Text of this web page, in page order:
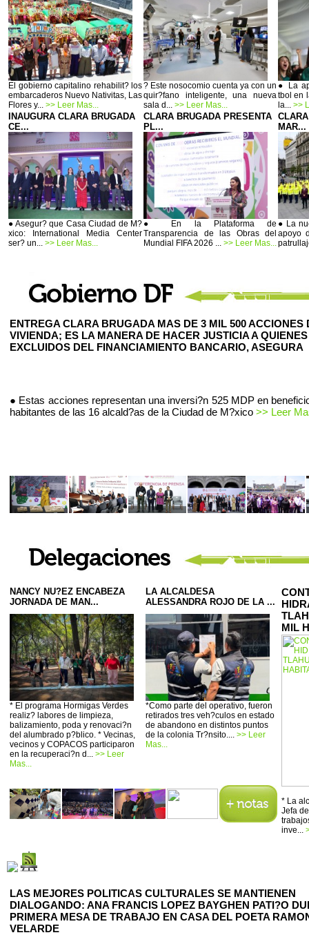
El gobierno capitalino rehabilit? los
embarcaderos Nuevo Nativitas, Las
Flores y... >> Leer Mas...
? Este nosocomio cuenta ya con un
quir?fano inteligente, una nueva
sala d... >> Leer Mas...
● La
tbol en
la... >>
INAUGURA CLARA BRUGADA
CE...
● Asegur? que Casa Ciudad de M?
xico: International Media Center
ser? un... >> Leer Mas...
CLARA BRUGADA PRESENTA
PL...
● En la Plataforma de
Transparencia de las Obras del
Mundial FIFA 2026 ... >> Leer Mas...
MAR...
● La
apoyo
ENTREGA CLARA BRUGADA MAS DE 3 MIL 500 ACCIONES
VIVIENDA; ES LA MANERA DE HACER JUSTICIA A
EXCLUIDOS DEL FINANCIAMIENTO BANCARIO, ASEGURA
● Estas acciones representan una inversi?n 525 MDP en
habitantes de las 16 alcald?as de la Ciudad de M?xico >> Leer
NANCY NU?EZ ENCABEZA
JORNADA DE MAN...
* El programa Hormigas Verdes
realiz? labores de limpieza,
balizamiento, poda y renovaci?n
del alumbrado p?blico. * Vecinas,
vecinos y COPACOS participaron
en la recuperaci?n d... >> Leer
Mas...
LA ALCALDESA
ALESSANDRA ROJO DE LA ...
*Como parte del operativo, fueron
retirados tres veh?culos en estado
de abandono en distintos puntos
de la colonia Tr?nsito.... >> Leer
Mas...
MIL
* La
Jefa
inve...
LAS MEJORES POLITICAS CULTURALES SE MANTIENEN
DIALOGANDO: ANA FRANCIS LOPEZ BAYGHEN PATI?O
PRIMERA MESA DE TRABAJO EN CASA DEL POETA
VELARDE